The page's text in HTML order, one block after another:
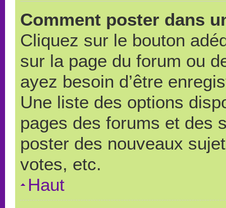
Comment poster dans
Cliquez sur le bouton
sur la page du forum ou
ayez besoin d’être
Une liste des options
pages des forums et des
poster des nouveaux
votes, etc.
Haut